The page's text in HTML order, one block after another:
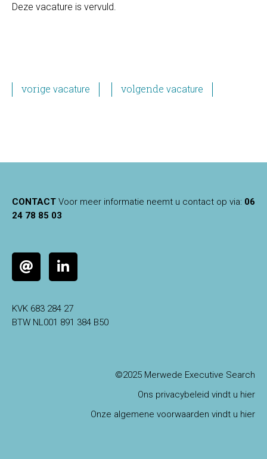
Deze vacature is vervuld.
vorige previous
volgende volgende
CONTACT Voor meer informatie neemt u contact op via: 06
24 78 85 03
KVK 683 284 27
BTW NL001 891 384 B50
©2025 Merwede Executive Search
Ons privacybeleid vindt u hier
Onze algemene voorwaarden vindt u hier